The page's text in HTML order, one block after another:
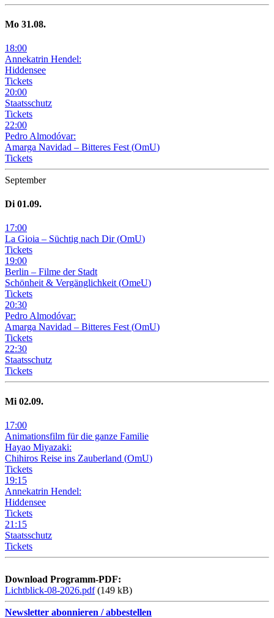
Mo 31.08.
18:00
Annekatrin Hendel:
Hiddensee
Tickets
20:00
Staatsschutz
Tickets
22:00
Pedro Almodóvar:
Amarga Navidad – Bitteres Fest (OmU)
Tickets
September
Di 01.09.
17:00
La Gioia – Süchtig nach Dir (OmU)
Tickets
19:00
Berlin – Filme der Stadt
Schönheit & Vergänglichkeit(OmeU)
Tickets
20:30
Pedro Almodóvar:
Amarga Navidad – Bitteres Fest(OmU)
Tickets
22:30
Staatsschutz
Tickets
Mi 02.09.
17:00
Animationsfilm für die ganze Familie
Hayao Miyazaki:
Chihiros Reise ins Zauberland (OmU)
Tickets
19:15
Annekatrin Hendel:
Hiddensee
Tickets
21 :15
Staatsschutz
Tickets
Download Programm-PDF:
Lichtblick-08-2026.pdf (149 kB)
Newsletter abonnieren / abbestellen